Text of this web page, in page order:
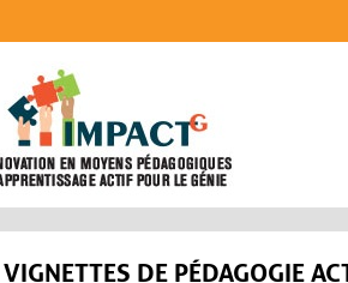
VIGNETTES DE PÉDAGOGIE